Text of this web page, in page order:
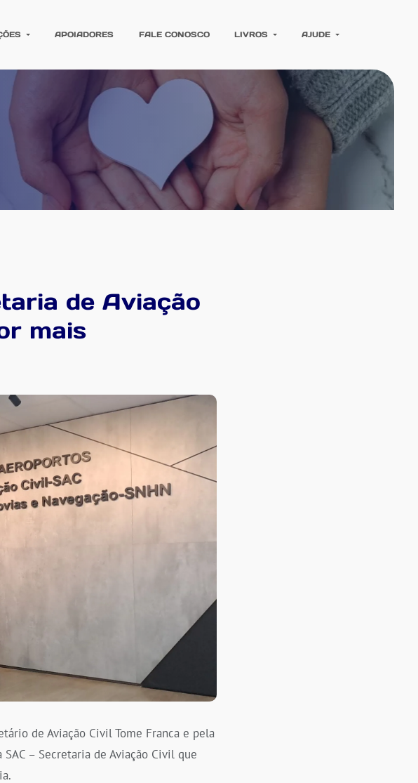
APOIADORES FALE CONOSCO LIVROS AJUDE
de Aviação
mais
de Aviação Civil Tome Franca e pela
– Secretaria de Aviação Civil que